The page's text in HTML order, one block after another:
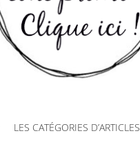
LES CATÉGORIES D’ARTICLES